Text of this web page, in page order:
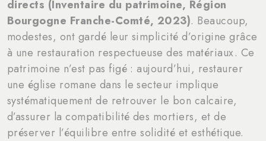
directs (Inventaire du patrimoine, Région
Bourgogne Franche-Comté, 2023). Beaucoup,
modestes, ont gardé leur simplicité d’origine grâce
à une restauration respectueuse des matériaux. Ce
patrimoine n’est pas figé : aujourd’hui, restaurer
une église romane dans le secteur implique
systématiquement de retrouver le bon calcaire,
d’assurer la compatibilité des mortiers, et de
préserver l’équilibre entre solidité et esthétique.